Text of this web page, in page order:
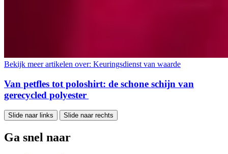
Bekijk meer artikelen over: Keuringsdienst van waarde
Van petfles tot poloshirt: de schone schijn van
gerecycled polyester
Slide naar links Slide naar rechts
Ga snel naar